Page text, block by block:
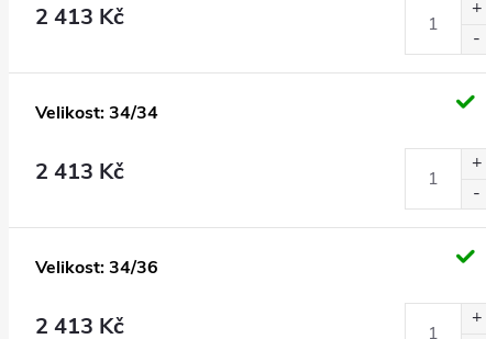
2 413 Kč
Velikost: 34/34
2 413 Kč
Velikost: 34/36
2 413 Kč